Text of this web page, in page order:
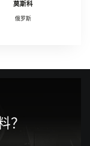
莫斯科
俄罗斯
？